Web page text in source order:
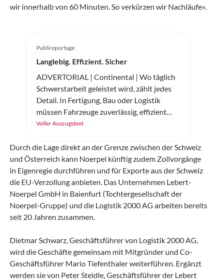
wir innerhalb von 60 Minuten. So verkürzen wir Nachläufe».
Publireportage
Langlebig. Effizient. Sicher
ADVERTORIAL | Continental | Wo täglich
Schwerstarbeit geleistet wird, zählt jedes
Detail. In Fertigung, Bau oder Logistik
müssen Fahrzeuge zuverlässig, effizient
und sicher arbeiten. Der «SC20+» von
Vollgummireifen – gemacht für
Höchstleistung auf jedem Untergrund.
Voller Auszugstext
Durch die Lage direkt an der Grenze zwischen der Schweiz
und Österreich kann Noerpel künftig zudem Zollvorgänge
in Eigenregie durchführen und für Exporte aus der Schweiz
die EU-Verzollung anbieten. Das Unternehmen Lebert-
Noerpel GmbH in Baienfurt (Tochtergesellschaft der
Noerpel-Gruppe) und die Logistik 2000 AG arbeiten bereits
seit 20 Jahren zusammen.
Dietmar Schwarz, Geschäftsführer von Logistik 2000 AG,
wird die Geschäfte gemeinsam mit Mitgründer und Co-
Geschäftsführer Mario Tiefenthaler weiterführen. Ergänzt
werden sie von Peter Steidle, Geschäftsführer der Lebert